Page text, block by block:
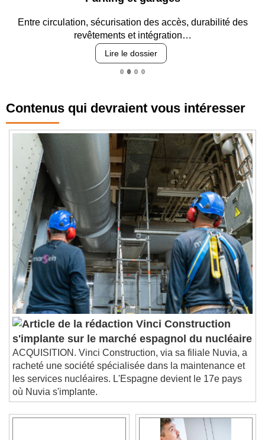
Entre circulation, sécurisation des accès, durabilité des
revêtements et intégration…
Lire le dossier
Contenus qui devraient vous intéresser
Vinci Construction
s'implante sur le marché espagnol du nucléaire
ACQUISITION. Vinci Construction, via sa filiale Nuvia, a
racheté une société spécialisée dans la maintenance et
les services nucléaires. L'Espagne devient le 17e pays
où Nuvia s'implante.